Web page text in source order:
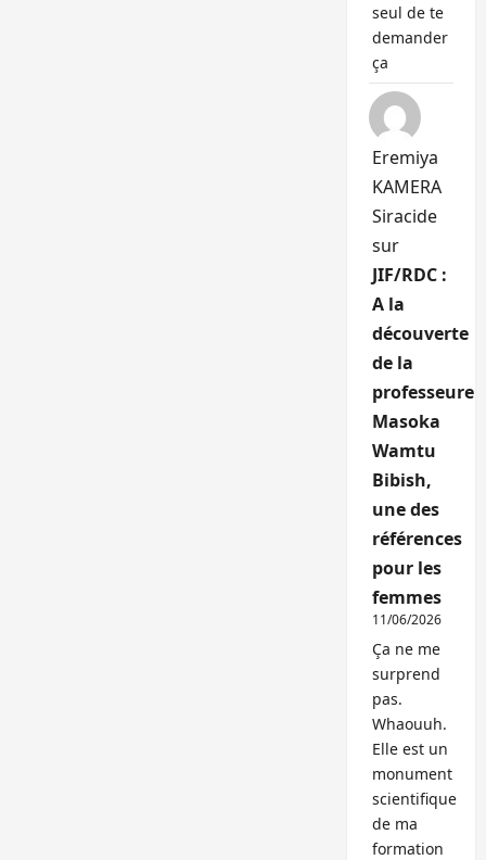
seul de te
demander
ça
Eremiya
KAMERA
Siracide
sur
JIF/RDC :
A la
découverte
de la
professeure
Masoka
Wamtu
Bibish,
une des
références
pour les
femmes
11/06/2026
Ça ne me
surprend
pas.
Whaouuh.
Elle est un
monument
scientifique
de ma
formation